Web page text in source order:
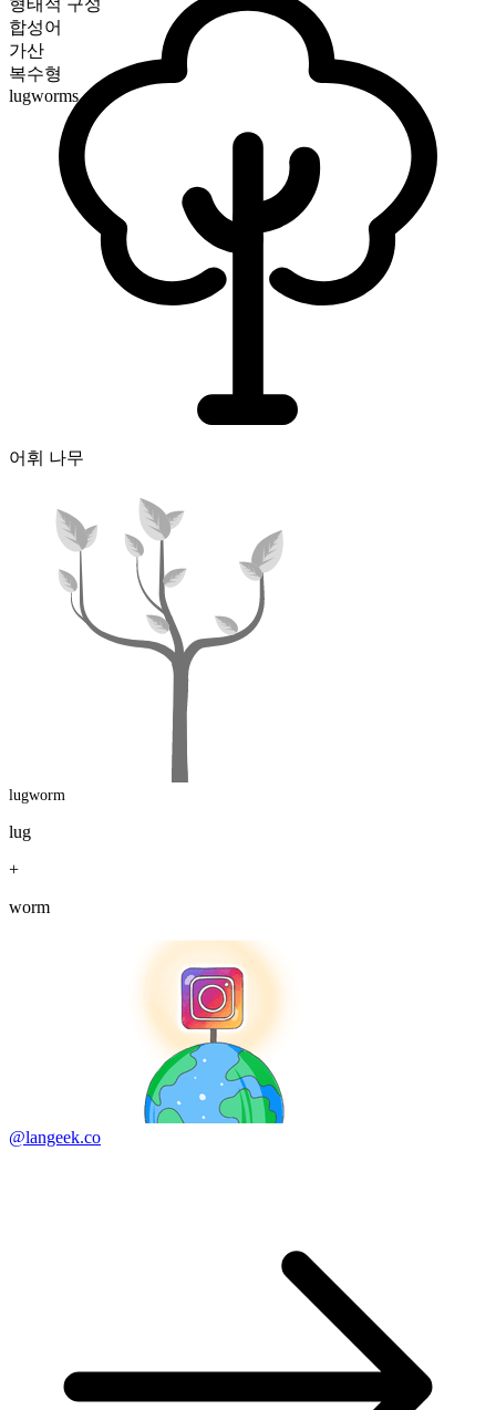
형태적 구성
합성어
가산
복수형
lugworms
어휘 나무
lugworm
lug
+
worm
@langeek.co